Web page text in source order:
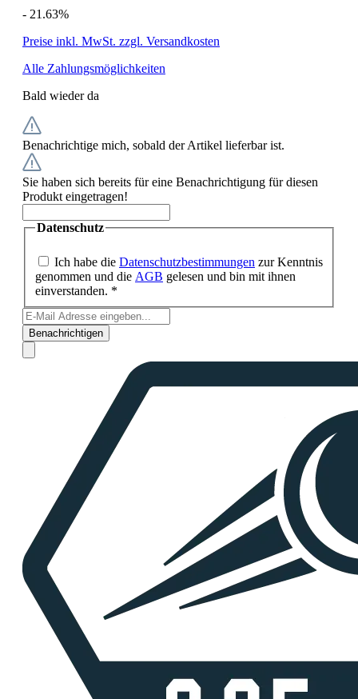
- 21.63%
Preise inkl. MwSt. zzgl. Versandkosten
Alle Zahlungsmöglichkeiten
Bald wieder da
Benachrichtige mich, sobald der Artikel lieferbar ist.
Sie haben sich bereits für eine Benachrichtigung für diesen
Produkt eingetragen!
Datenschutz
Ich habe die Datenschutzbestimmungen zur Kenntnis
genommen und die AGB gelesen und bin mit ihnen
einverstanden. *
Benachrichtigen